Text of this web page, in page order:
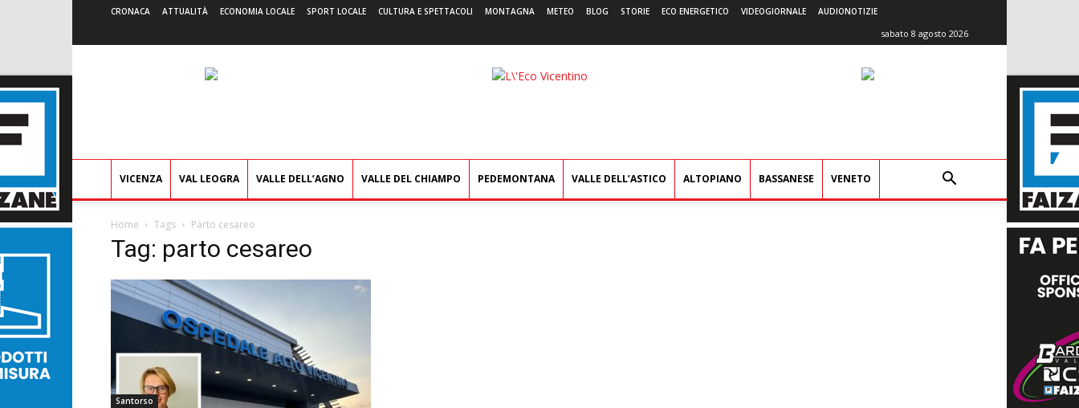
CRONACA ATTUALITÀ ECONOMIA LOCALE SPORT LOCALE CULTURA E SPETTACOLI MONTAGNA METEO BLOG STORIE ECO ENERGETICO VIDEOGIORNALE AUDIONOTIZIE
sabato 8 agosto 2026
L'Eco
VICENZA VAL LEOGRA VALLE DELL’AGNO VALLE DEL CHIAMPO PEDEMONTANA VALLE DELL’ASTICO ALTOPIANO BASSANESE VENETO
Home Tags Parto cesareo
Tag: parto cesareo
Santorso